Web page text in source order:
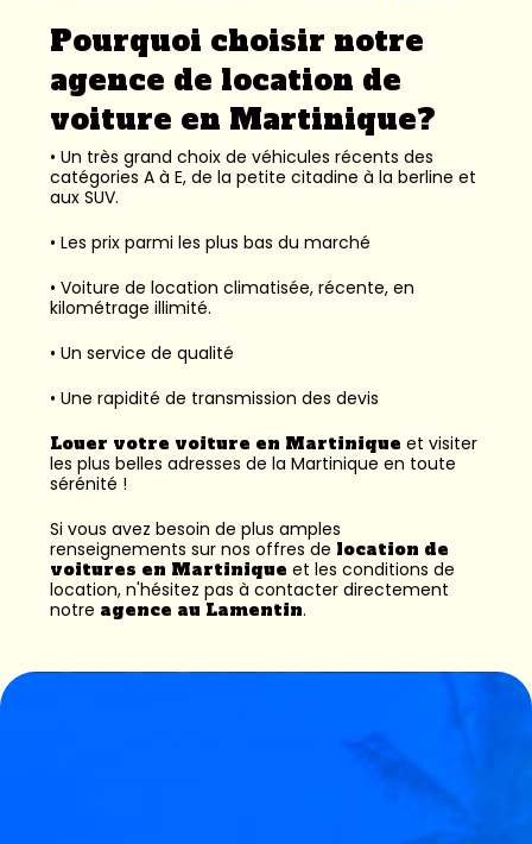
Pourquoi choisir notre
agence de location de
voiture en Martinique?
• Un très grand choix de véhicules récents des
catégories A à E, de la petite citadine à la berline et
aux SUV.
• Les prix parmi les plus bas du marché
• Voiture de location climatisée, récente, en
kilométrage illimité.
• Un service de qualité
• Une rapidité de transmission des devis
Louer votre voiture en Martinique et visiter
les plus belles adresses de la Martinique en toute
sérénité !
Si vous avez besoin de plus amples
renseignements sur nos offres de location de
voitures en Martinique et les conditions de
location, n'hésitez pas à contacter directement
notre agence au Lamentin.